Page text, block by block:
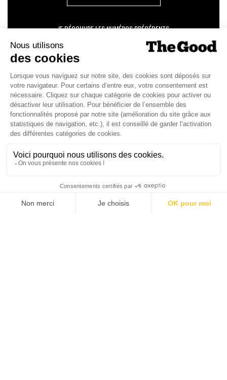
JE DÉCOUVRE LES NUMÉROS PRÉCÉDENTS
Je suis déjà abonné(e) :
version digitale
SUIVEZ-NOUS